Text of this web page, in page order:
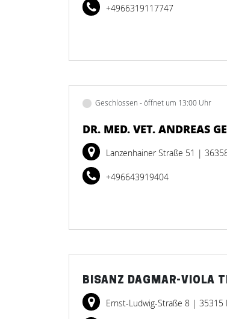
+4966319117747
Geschlossen - öffnet um 13:00 Uhr
DR. MED. VET. ANDREAS
Lanzenhainer Straße 51 |
+496643919404
BISANZ DAGMAR-VIOLA
Ernst-Ludwig-Straße 8 | 35315